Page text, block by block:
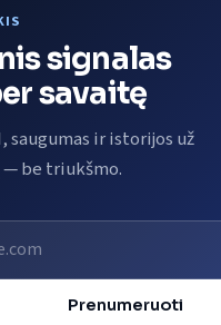
signalas
savaitę
saugumas ir istorijos už
be triukšmo.
Prenumeruoti